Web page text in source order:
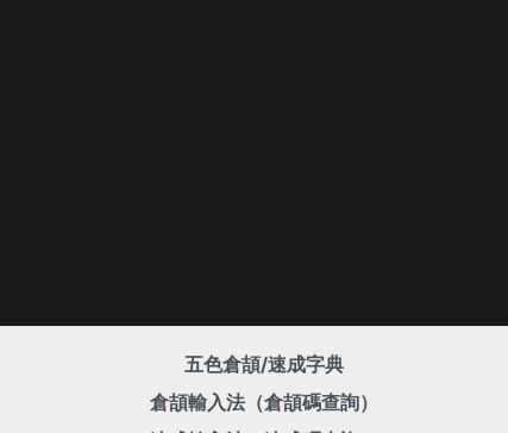
五色倉頡/速成字典
倉頡輸入法（倉頡碼查詢）